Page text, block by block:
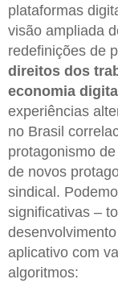
plataformas
visão ampliada
redefinições de
direitos dos
economia
experiências
no Brasil
protagonismo
de novos
sindical.
significativas –
aplicativo com
algoritmos: